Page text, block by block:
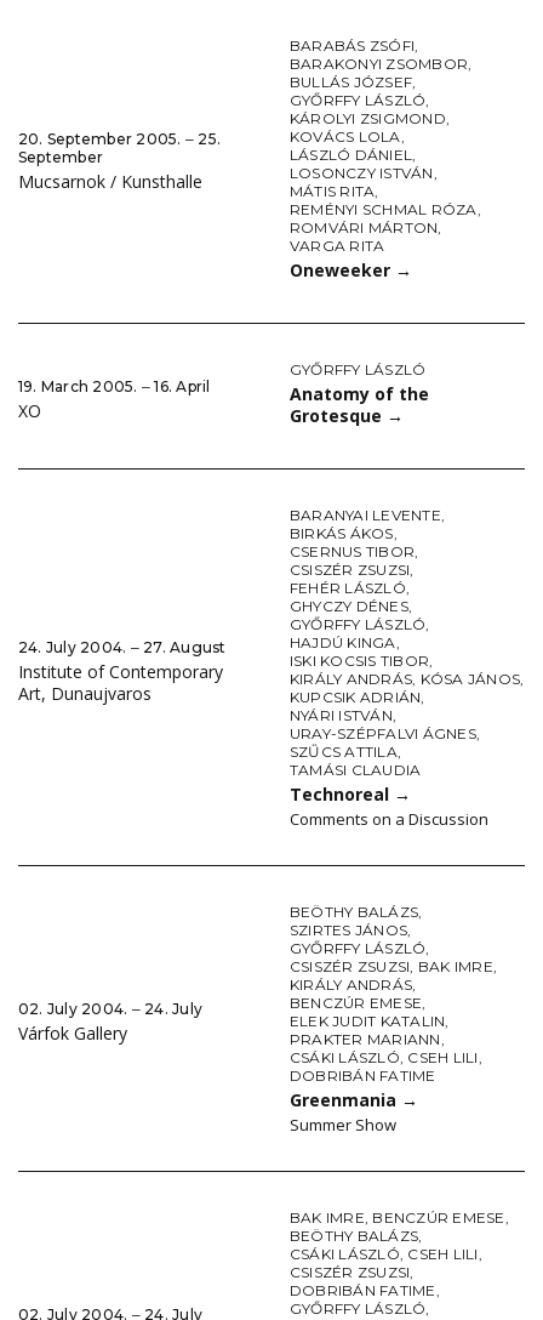
20. September 2005. ‒ 25.
September
Mucsarnok / Kunsthalle
BARABÁS ZSÓFI,
BARAKONYI ZSOMBOR,
BULLÁS JÓZSEF,
GYŐRFFY LÁSZLÓ,
KÁROLYI ZSIGMOND,
KOVÁCS LOLA,
LÁSZLÓ DÁNIEL,
LOSONCZY ISTVÁN,
MÁTIS RITA,
REMÉNYI SCHMAL RÓZA,
ROMVÁRI MÁRTON,
VARGA RITA
Oneweeker →
19. March 2005. ‒ 16. April
XO
GYŐRFFY LÁSZLÓ
Anatomy of the
Grotesque →
24. July 2004. ‒ 27. August
Institute of Contemporary
Art, Dunaujvaros
BARANYAI LEVENTE,
BIRKÁS ÁKOS,
CSERNUS TIBOR,
CSISZÉR ZSUZSI,
FEHÉR LÁSZLÓ,
GHYCZY DÉNES,
GYŐRFFY LÁSZLÓ,
HAJDÚ KINGA,
ISKI KOCSIS TIBOR,
KIRÁLY ANDRÁS, KÓSA JÁNOS,
KUPCSIK ADRIÁN,
NYÁRI ISTVÁN,
URAY-SZÉPFALVI ÁGNES,
SZŰCS ATTILA,
TAMÁSI CLAUDIA
Technoreal →
Comments on a Discussion
02. July 2004. ‒ 24. July
Várfok Gallery
BEÖTHY BALÁZS,
SZIRTES JÁNOS,
GYŐRFFY LÁSZLÓ,
CSISZÉR ZSUZSI, BAK IMRE,
KIRÁLY ANDRÁS,
BENCZÚR EMESE,
ELEK JUDIT KATALIN,
PRAKTER MARIANN,
CSÁKI LÁSZLÓ, CSEH LILI,
DOBRIBÁN FATIME
Greenmania →
Summer Show
02. July 2004. ‒ 24. July
BAK IMRE, BENCZÚR EMESE,
BEÖTHY BALÁZS,
CSÁKI LÁSZLÓ, CSEH LILI,
CSISZÉR ZSUZSI,
DOBRIBÁN FATIME,
GYŐRFFY LÁSZLÓ,